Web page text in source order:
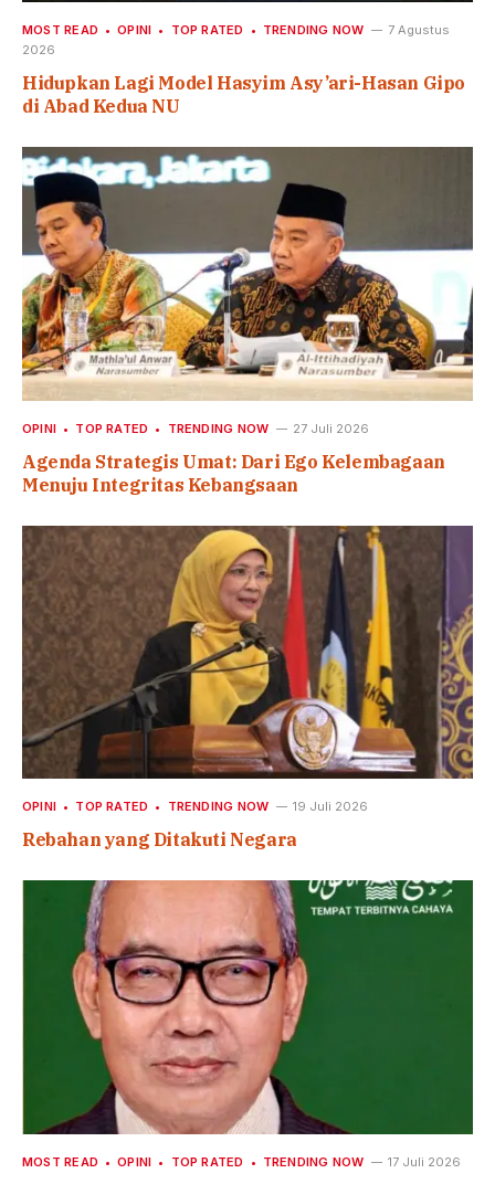
MOST READ OPINI TOP RATED TRENDING NOW
7 Agustus
2026
Hidupkan Lagi Model Hasyim Asy’ari-Hasan Gipo
di Abad Kedua NU
OPINI TOP RATED TRENDING NOW 27 Juli 2026
Agenda Strategis Umat: Dari Ego Kelembagaan
Menuju Integritas Kebangsaan
OPINI TOP RATED TRENDING NOW 19 Juli 2026
Rebahan yang Ditakuti Negara
MOST READ OPINI TOP RATED TRENDING NOW 17 Juli 2026